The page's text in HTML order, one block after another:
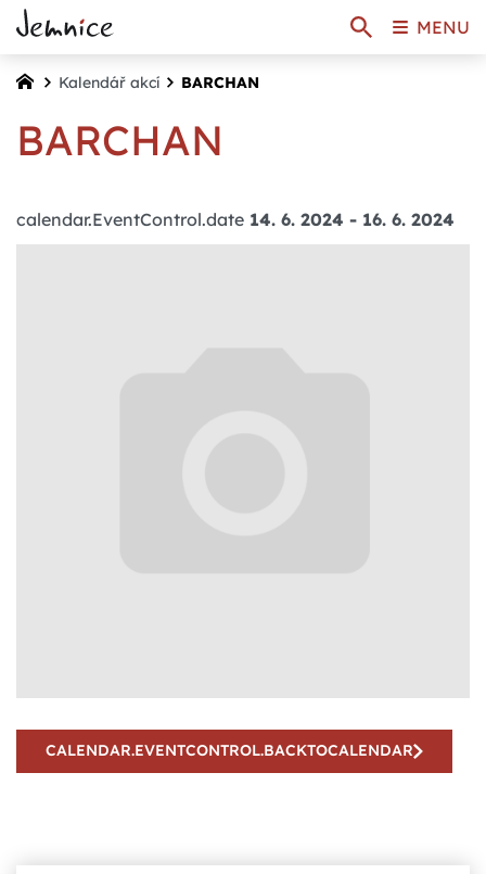
Kalendář akcí BARCHAN
BARCHAN
calendar.EventControl.date 14. 6. 2024 - 16. 6. 2024
CALENDAR.EVENTCONTROL.BACKTOCALENDAR
MENU